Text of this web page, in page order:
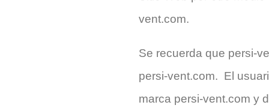
vent.com.
Se recuerda que persi-
persi-vent.com. El
marca persi-vent.com y